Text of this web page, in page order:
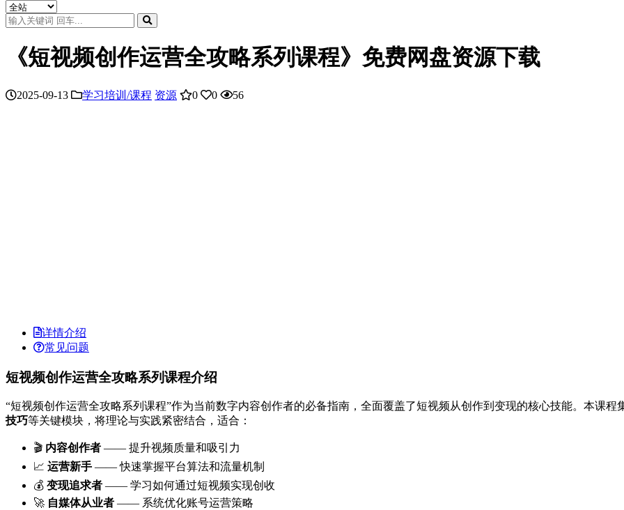
《短视频创作运营全攻略系列课程》免费网盘资源下载
2025-09-13 学习培训/课程 资源 0 0 56
详情介绍
常见问题
短视频创作运营全攻略系列课程介绍
“短视频创作运营全攻略系列课程”作为当前数字内容创作者的必备指南，全面覆盖了短视频从创作到变现的核心技能。本课程
技巧等关键模块，将理论与实践紧密结合，适合：
🎬 内容创作者 —— 提升视频质量和吸引力
📈 运营新手 —— 快速掌握平台算法和流量机制
💰 变现追求者 —— 学习如何通过短视频实现创收
🚀 自媒体从业者 —— 系统优化账号运营策略